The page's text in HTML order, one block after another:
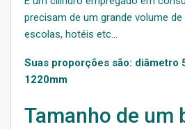
precisam de um grande volume
escolas, hotéis etc…
Suas proporções são: diâmetro
1220mm
Tamanho de um